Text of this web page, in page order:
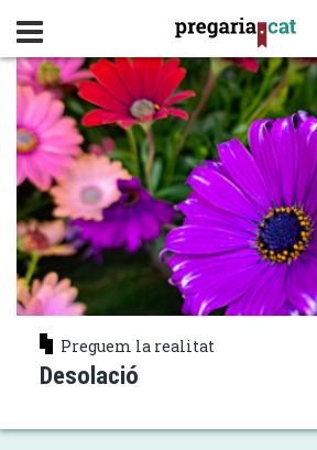
contingut
Cercador
RECURSOS MINERALS
Preguem la realitat
Desolació